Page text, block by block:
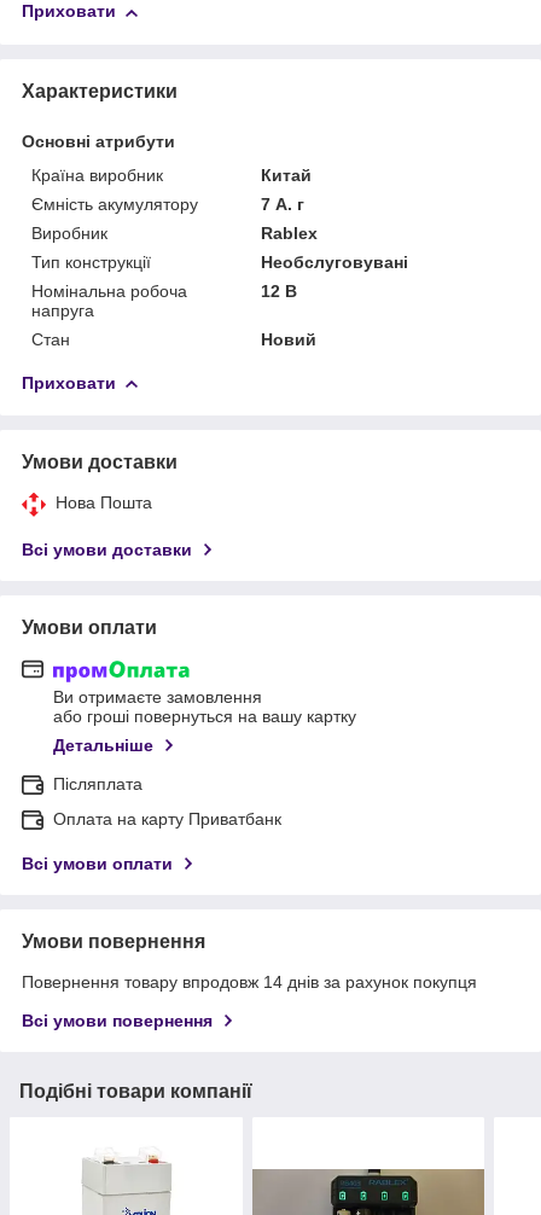
Приховати
Характеристики
Основні атрибути
Країна виробник
Китай
Ємність акумулятору
7 А. г
Виробник
Rablex
Тип конструкції
Необслуговувані
Номінальна робоча
напруга
12 В
Стан Новий
Приховати
Умови доставки
Нова Пошта
Всі умови доставки
Умови оплати
Ви отримаєте замовлення
або гроші повернуться на вашу картку
Детальніше
Післяплата
Оплата на карту Приватбанк
Всі умови оплати
Умови повернення
Повернення товару впродовж 14 днів за рахунок покупця
Всі умови повернення
Подібні товари компанії